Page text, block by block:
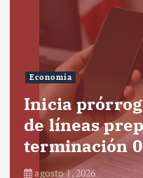
Economía
Inicia
de líneas
terminación
agosto 1, 2026